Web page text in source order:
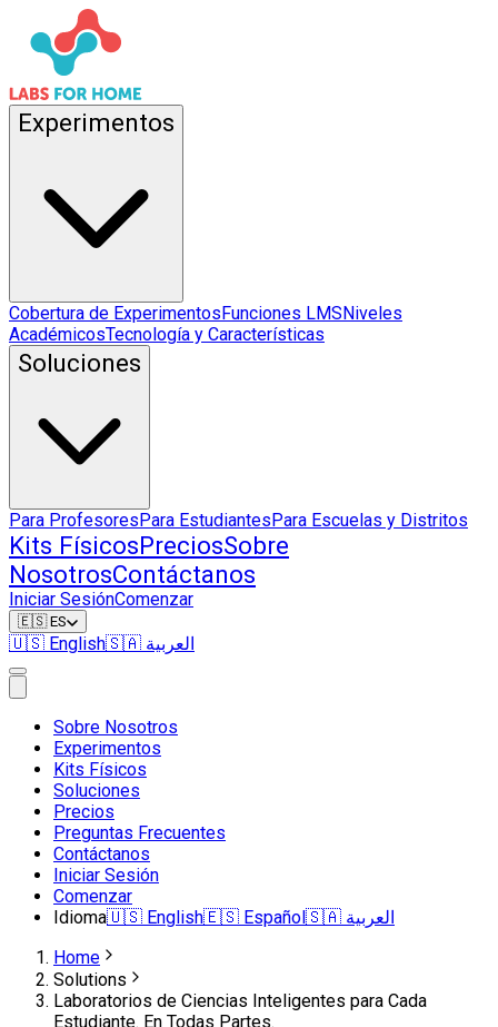
Experimentos
Cobertura de ExperimentosFunciones LMSNiveles
AcadémicosTecnología y Características
Soluciones
Para ProfesoresPara EstudiantesPara Escuelas y Distritos
Kits FísicosPreciosSobre
NosotrosContáctanos
Iniciar SesiónComenzar
🇪🇸 ES
🇺🇸 English🇸🇦 العربية
Sobre Nosotros
Experimentos
Kits Físicos
Soluciones
Precios
Preguntas Frecuentes
Contáctanos
Iniciar Sesión
Comenzar
Idioma🇺🇸 English🇪🇸 Español🇸🇦 العربية
Home
Solutions
Laboratorios de Ciencias Inteligentes para Cada
Estudiante. En Todas Partes.